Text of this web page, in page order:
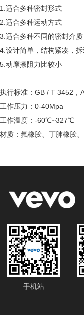
1.适合多种密封形式
2.适合多种运动方式
3.适合多种不同的密封介质
4.设计简单，结构紧凑，拆
5.动摩擦阻力比较小
执行标准：GB / T 3452，
工作压力：0-40Mpa
工作温度：-60℃~327℃
材质：氟橡胶、丁肺橡胶
手机站